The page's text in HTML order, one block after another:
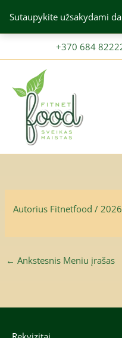
Sutaupykite užsakydami
prie
+370 684
Autorius Fitnetfood/
← Ankstesnis Meniu įrašas